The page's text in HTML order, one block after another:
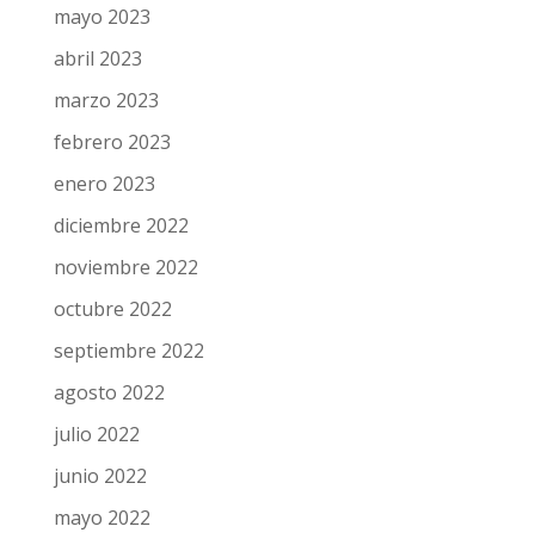
mayo 2023
abril 2023
marzo 2023
febrero 2023
enero 2023
diciembre 2022
noviembre 2022
octubre 2022
septiembre 2022
agosto 2022
julio 2022
junio 2022
mayo 2022